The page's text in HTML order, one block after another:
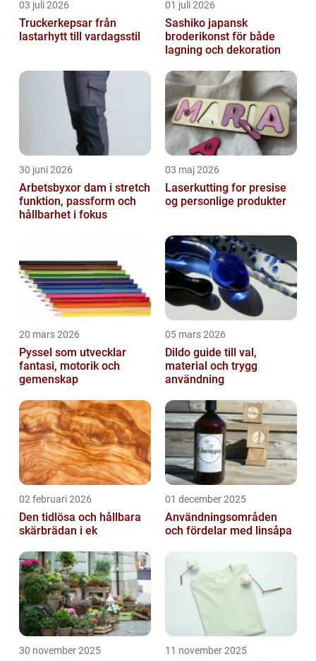
03 juli 2026
Truckerkepsar från
lastarhytt till vardagsstil
01 juli 2026
Sashiko japansk
broderikonst för både
lagning och dekoration
30 juni 2026
Arbetsbyxor dam i stretch
funktion, passform och
hållbarhet i fokus
03 maj 2026
Laserkutting for presise
og personlige produkter
20 mars 2026
Pyssel som utvecklar
fantasi, motorik och
gemenskap
05 mars 2026
Dildo guide till val,
material och trygg
användning
02 februari 2026
Den tidlösa och hållbara
skärbrädan i ek
01 december 2025
Användningsområden
och fördelar med linsåpa
30 november 2025 11 november 2025